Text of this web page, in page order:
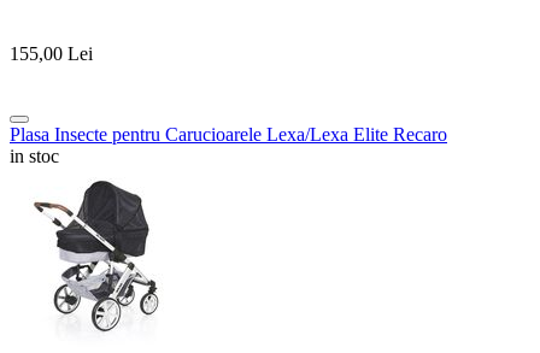
155,00 Lei
Plasa Insecte pentru Carucioarele Lexa/Lexa Elite Recaro
in stoc